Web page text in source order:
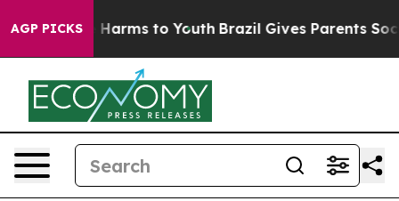
AGP PICKS
to Abate Harms to Youth Brazil Gives Parents Social